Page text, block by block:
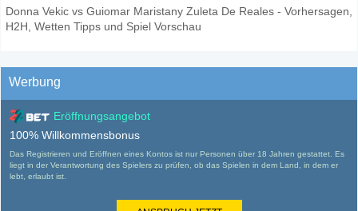
Donna Vekic vs Guiomar Maristany Zuleta De Reales - Vorhersagen,
H2H, Wetten Tipps und Spiel Vorschau
Werbung
Eröffnungsangebot
100% Willkommensbonus
Das Registrieren und Eröffnen eines Kontos ist nur Personen über 18 Jahren gestattet. Es
liegt in der Verantwortung des Spielers zu prüfen, ob das Spielen in dem Land, in dem er
lebt, erlaubt ist.